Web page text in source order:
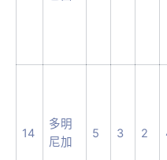
14
多明
尼加
5 3 2